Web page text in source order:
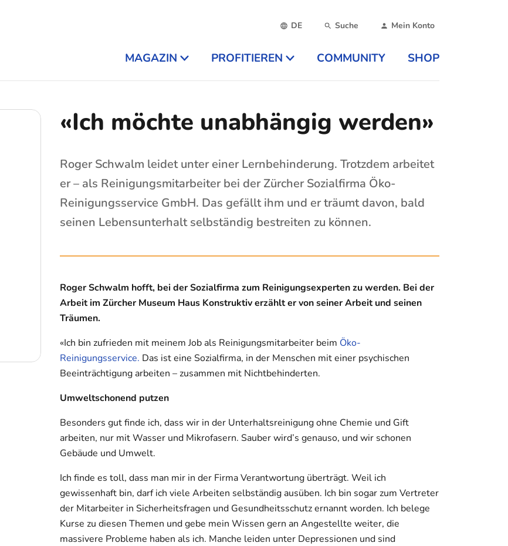
DE Suche Mein Konto
MAGAZIN PROFITIEREN COMMUNITY SHOP
«Ich möchte unabhängig werden»
Roger Schwalm leidet unter einer Lernbehinderung. Trotzdem arbeitet
er – als Reinigungsmitarbeiter bei der Zürcher Sozialfirma Öko-
Reinigungsservice GmbH. Das gefällt ihm und er träumt davon, bald
seinen Lebensunterhalt selbständig bestreiten zu können.
Roger Schwalm hofft, bei der Sozialfirma zum Reinigungsexperten zu werden. Bei der
Arbeit im Zürcher Museum Haus Konstruktiv erzählt er von seiner Arbeit und seinen
Träumen.
«Ich bin zufrieden mit meinem Job als Reinigungsmitarbeiter beim Öko-
Reinigungsservice. Das ist eine Sozialfirma, in der Menschen mit einer psychischen
Beeinträchtigung arbeiten – zusammen mit Nichtbehinderten.
Umweltschonend putzen
Besonders gut finde ich, dass wir in der Unterhaltsreinigung ohne Chemie und Gift
arbeiten, nur mit Wasser und Mikrofasern. Sauber wird’s genauso, und wir schonen
Gebäude und Umwelt.
Ich finde es toll, dass man mir in der Firma Verantwortung überträgt. Weil ich
gewissenhaft bin, darf ich viele Arbeiten selbständig ausüben. Ich bin sogar zum Vertreter
der Mitarbeiter in Sicherheitsfragen und Gesundheitsschutz ernannt worden. Ich belege
Kurse zu diesen Themen und gebe mein Wissen gern an Angestellte weiter, die
massivere Probleme haben als ich. Manche leiden unter Depressionen und sind